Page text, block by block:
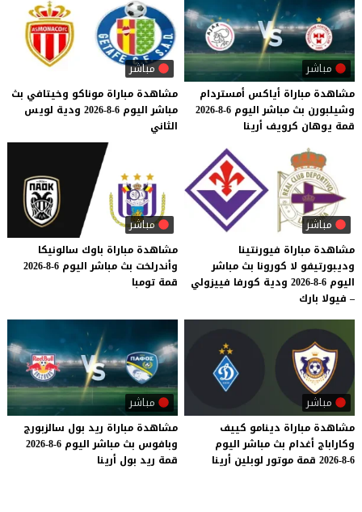
مباشر
مشاهدة مباراة أياكس أمستردام
وشيلبورن بث مباشر اليوم 6-8-2026
قمة يوهان كرويف أرينا
مباشر
مشاهدة مباراة موناكو وخيتافي بث
مباشر اليوم 6-8-2026 ودية لويس
الثاني
مباشر
مشاهدة مباراة فيورنتينا
وديبورتيفو لا كورونا بث مباشر
اليوم 6-8-2026 ودية كورفا فييزولي
– فيولا بارك
مباشر
مشاهدة مباراة باوك سالونيكا
وأندرلخت بث مباشر اليوم 6-8-2026
قمة تومبا
مباشر
مشاهدة مباراة دينامو كييف
وكاراباج أغدام بث مباشر اليوم
6-8-2026
قمة موتور لوبلين أرينا
مباشر
مشاهدة مباراة ريد بول سالزبورج
وبافوس بث مباشر اليوم 6-8-2026
قمة ريد بول أرينا